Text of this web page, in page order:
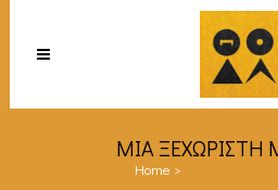
ΜΙΑ ΞΕΧΩΡΙΣΤΗ
Home >